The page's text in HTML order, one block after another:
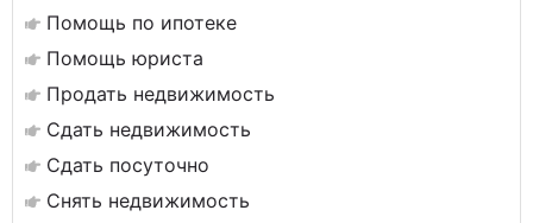
Помощь по ипотеке
Помощь юриста
Продать недвижимость
Сдать недвижимость
Сдать посуточно
Снять недвижимость